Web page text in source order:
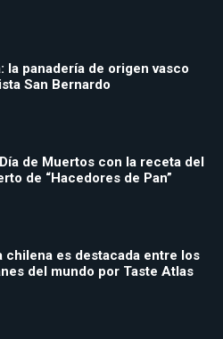
la panadería de origen vasco
San Bernardo
de Muertos con la receta del
de “Hacedores de Pan”
chilena es destacada entre los
del mundo por Taste Atlas